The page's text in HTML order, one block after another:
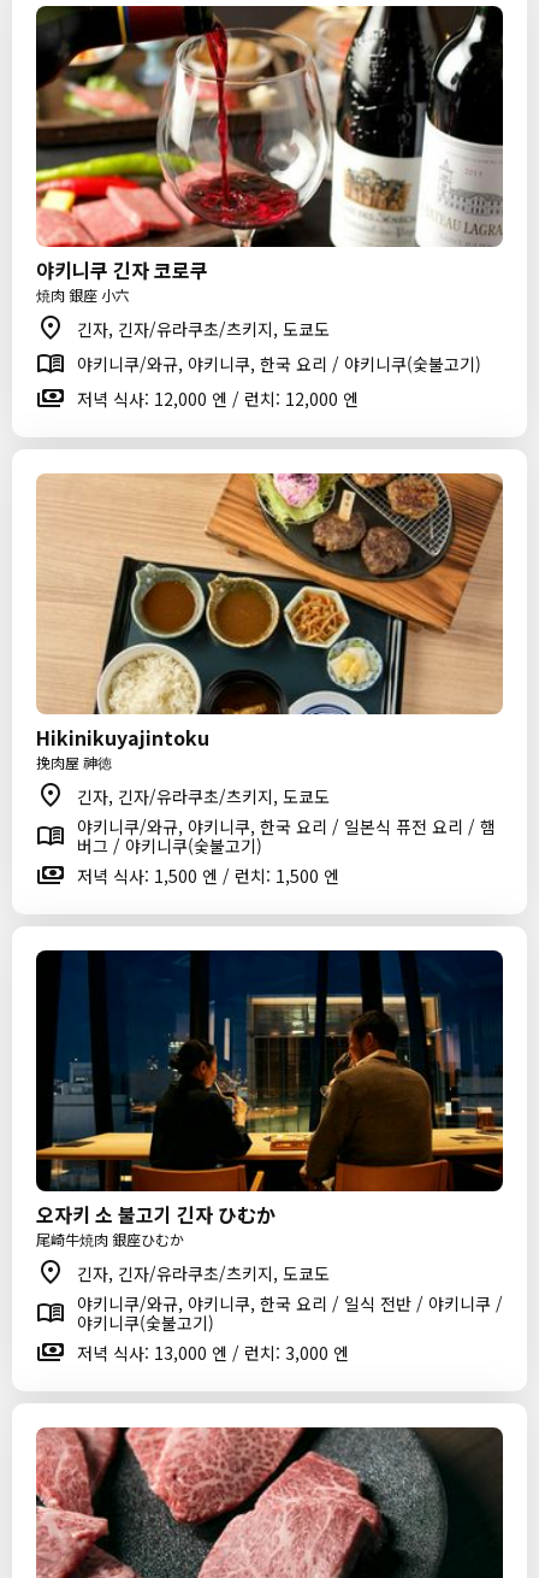
야키니쿠 긴자 코로쿠
焼肉 銀座 小六
긴자, 긴자/유라쿠초/츠키지, 도쿄도
야키니쿠/와규, 야키니쿠, 한국 요리 / 야키니쿠(숯불고기)
저녁 식사: 12,000 엔 / 런치: 12,000 엔
Hikinikuyajintoku
挽肉屋 神徳
긴자, 긴자/유라쿠초/츠키지, 도쿄도
야키니쿠/와규, 야키니쿠, 한국 요리 / 일본식 퓨전 요리 / 햄
버그 / 야키니쿠(숯불고기)
저녁 식사: 1,500 엔 / 런치: 1,500 엔
오자키 소 불고기 긴자 ひむか
尾崎牛焼肉 銀座ひむか
긴자, 긴자/유라쿠초/츠키지, 도쿄도
야키니쿠/와규, 야키니쿠, 한국 요리 / 일식 전반 / 야키니쿠 /
야키니쿠(숯불고기)
저녁 식사: 13,000 엔 / 런치: 3,000 엔